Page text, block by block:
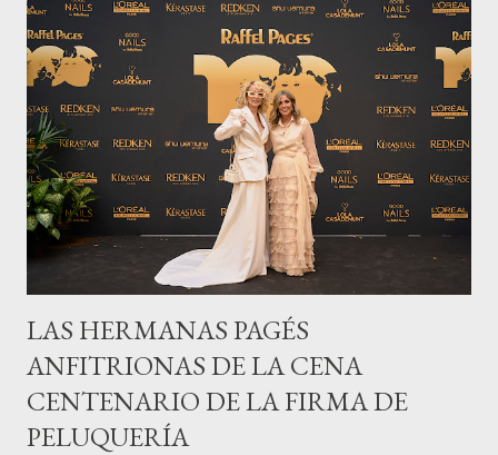
LAS HERMANAS PAGÉS
ANFITRIONAS DE LA CENA
CENTENARIO DE LA FIRMA DE
PELUQUERÍA